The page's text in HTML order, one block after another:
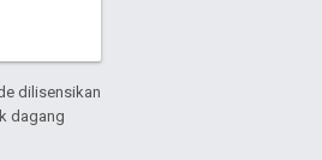
dilisensikan
dagang